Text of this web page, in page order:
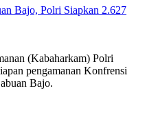
Bajo, Polri Siapkan 2.627
(Kabaharkam) Polri
pengamanan Konfrensi
Bajo.